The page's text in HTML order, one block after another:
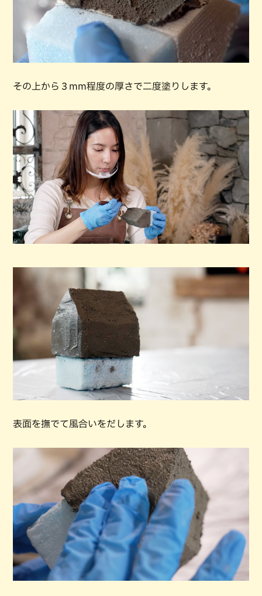
その上から３mm程度の厚さで二度塗りします。
表面を撫でて風合いをだします。